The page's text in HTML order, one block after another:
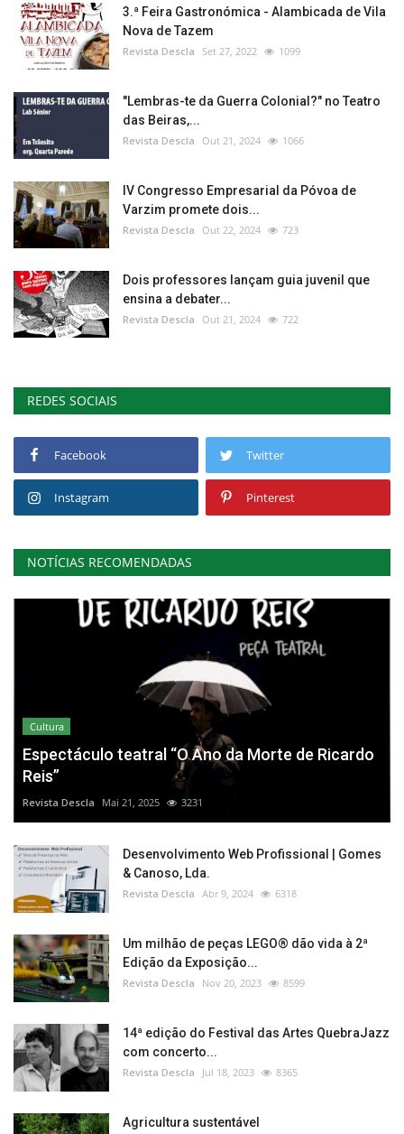
3.ª Feira Gastronómica - Alambicada de Vila
Nova de Tazem
Revista Descla Set 27, 2022 1099
"Lembras-te da Guerra Colonial?" no Teatro
das Beiras,...
Revista Descla Out 21, 2024 1066
IV Congresso Empresarial da Póvoa de
Varzim promete dois...
Revista Descla Out 22, 2024 723
Dois professores lançam guia juvenil que
ensina a debater...
Revista Descla Out 21, 2024 722
REDES SOCIAIS
Facebook Twitter
Instagram Pinterest
NOTÍCIAS RECOMENDADAS
Cultura
Espectáculo teatral “O Ano da Morte de Ricardo
Reis”
Revista Descla Mai 21, 2025 3231
Desenvolvimento Web Profissional | Gomes
& Canoso, Lda.
Revista Descla Abr 9, 2024 6318
Um milhão de peças LEGO® dão vida à 2ª
Edição da Exposição...
Revista Descla Nov 20, 2023 8599
14ª edição do Festival das Artes QuebraJazz
com concerto...
Revista Descla Jul 18, 2023 8365
Agricultura sustentável